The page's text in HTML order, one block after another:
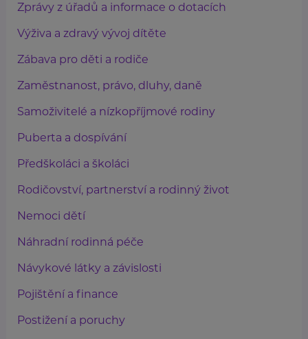
Zprávy z úřadů a informace o dotacích
Výživa a zdravý vývoj dítěte
Zábava pro děti a rodiče
Zaměstnanost, právo, dluhy, daně
Samoživitelé a nízkopříjmové rodiny
Puberta a dospívání
Předškoláci a školáci
Rodičovství, partnerství a rodinný život
Nemoci dětí
Náhradní rodinná péče
Návykové látky a závislosti
Pojištění a finance
Postižení a poruchy